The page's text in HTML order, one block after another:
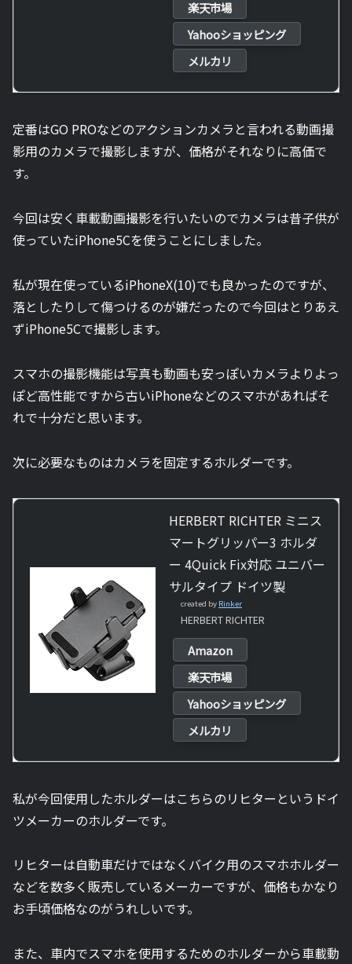
楽天市場
Yahooショッピング
メルカリ
定番はGO PROなどのアクションカメラと言われる動画撮
影用のカメラで撮影しますが、価格がそれなりに高価で
す。
今回は安く車載動画撮影を行いたいのでカメラは昔子供が
使っていたiPhone5Cを使うことにしました。
私が現在使っているiPhoneX(10)でも良かったのですが、
落としたりして傷つけるのが嫌だったので今回はとりあえ
ずiPhone5Cで撮影します。
スマホの撮影機能は写真も動画も安っぽいカメラよりよっ
ぽど高性能ですから古いiPhoneなどのスマホがあればそ
れで十分だと思います。
次に必要なものはカメラを固定するホルダーです。
HERBERT RICHTER ミニス
マートグリッパー3 ホルダ
ー 4Quick Fix対応 ユニバー
サルタイプ ドイツ製
created by Rinker
HERBERT RICHTER
Amazon
楽天市場
Yahooショッピング
メルカリ
私が今回使用したホルダーはこちらのリヒターというドイ
ツメーカーのホルダーです。
リヒターは自動車だけではなくバイク用のスマホホルダー
などを数多く販売しているメーカーですが、価格もかなり
お手頃価格なのがうれしいです。
また、車内でスマホを使用するためのホルダーから車載動